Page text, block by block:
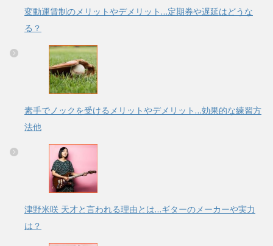
変動運賃制のメリットやデメリット…定期券や遅延はどうな
る？
素手でノックを受けるメリットやデメリット…効果的な練習方
法他
津野米咲 天才と言われる理由とは…ギターのメーカーや実力
は？